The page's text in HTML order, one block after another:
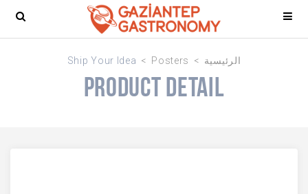
الرئيسية Posters
Ship Your Idea
Product Detail